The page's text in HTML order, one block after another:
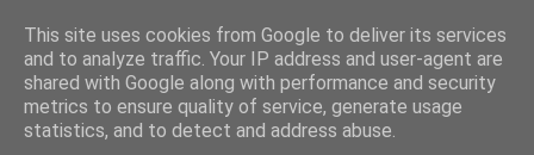
El pisapapeles de Karlsbad
Páginas de un escritor rural
This site uses cookies from Google to deliver its services
and to analyze traffic. Your IP address and user-agent are
shared with Google along with performance and security
metrics to ensure quality of service, generate usage
statistics, and to detect and address abuse.